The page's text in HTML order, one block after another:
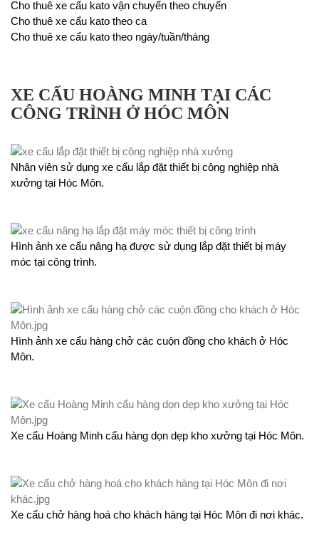
Cho thuê xe cẩu kato vận chuyển theo chuyến
Cho thuê xe cẩu kato theo ca
Cho thuê xe cẩu kato theo ngày/tuần/tháng
XE CẨU HOÀNG MINH TẠI CÁC
CÔNG TRÌNH Ở HÓC MÔN
Nhân viên sử dụng xe cẩu lắp đặt thiết bị công nghiệp nhà
xưởng tại Hóc Môn.
Hình ảnh xe cẩu nâng hạ được sử dụng lắp đặt thiết bị máy
móc tại công trình.
Hình ảnh xe cẩu hàng chở các cuộn đồng cho khách ở Hóc
Môn.
Xe cẩu Hoàng Minh cẩu hàng dọn dẹp kho xưởng tại Hóc Môn.
Xe cẩu chở hàng hoá cho khách hàng tại Hóc Môn đi nơi khác.